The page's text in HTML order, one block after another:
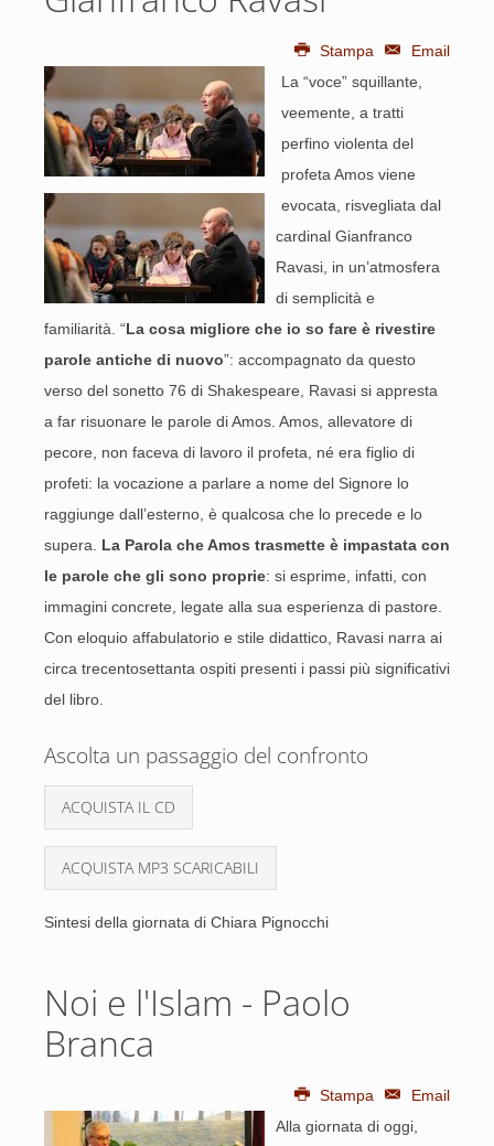
Stampa
Email
La “voce” squillante,
veemente, a tratti
perfino violenta del
profeta Amos viene
evocata, risvegliata dal
cardinal Gianfranco
Ravasi, in un’atmosfera
di semplicità e
familiarità. “La cosa migliore che io so fare è rivestire
parole antiche di nuovo”: accompagnato da questo
verso del sonetto 76 di Shakespeare, Ravasi si appresta
a far risuonare le parole di Amos. Amos, allevatore di
pecore, non faceva di lavoro il profeta, né era figlio di
profeti: la vocazione a parlare a nome del Signore lo
raggiunge dall’esterno, è qualcosa che lo precede e lo
supera. La Parola che Amos trasmette è impastata con
le parole che gli sono proprie: si esprime, infatti, con
immagini concrete, legate alla sua esperienza di pastore.
Con eloquio affabulatorio e stile didattico, Ravasi narra ai
circa trecentosettanta ospiti presenti i passi più significativi
del libro.
Ascolta un passaggio del confronto
ACQUISTA IL CD
ACQUISTA MP3 SCARICABILI
Sintesi della giornata di Chiara Pignocchi
Noi e l'Islam - Paolo
Branca
Stampa
Email
Alla giornata di oggi,